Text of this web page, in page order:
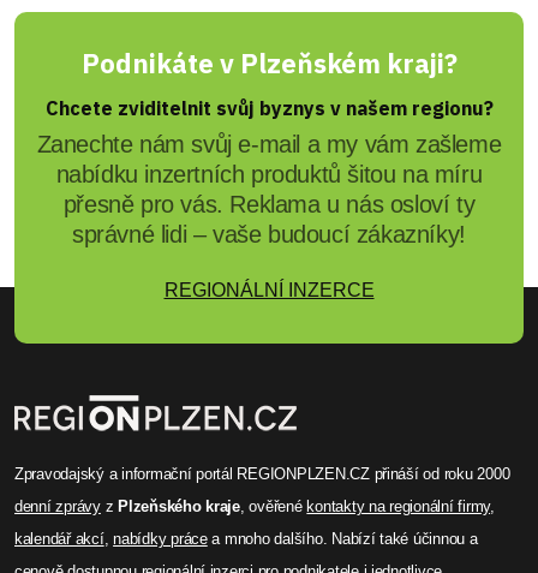
Podnikáte v Plzeňském kraji?
Chcete zviditelnit svůj byznys v našem regionu?
Zanechte nám svůj e-mail a my vám zašleme
nabídku inzertních produktů šitou na míru
přesně pro vás. Reklama u nás osloví ty
správné lidi – vaše budoucí zákazníky!
REGIONÁLNÍ INZERCE
Zpravodajský a informační portál REGIONPLZEN.CZ přináší od roku 2000
denní zprávyz Plzeňského kraje, ověřené kontakty na regionální firmy,
kalendář akcí,nabídky prácea mnoho dalšího. Nabízí také účinnou a